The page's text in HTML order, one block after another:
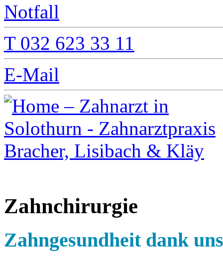
Notfall
T 032 623 33 11
E-Mail
Zahnchirurgie
Zahngesundheit dank